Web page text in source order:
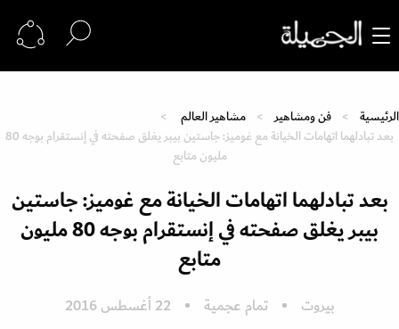
الرئيسية فن ومشاهير
مشاهير العالم
بعد تبادلهما اتهامات الخيانة مع غوميز: جاستين بيبر يغلق صفحته في إنستقرام بوجه 80
مليون متابع
بعد تبادلهما اتهامات الخيانة مع غوميز: جاستين
بيبر يغلق صفحته في إنستقرام بوجه 80 مليون
متابع
بيروت تمام عجمية 22 أغسطس 2016